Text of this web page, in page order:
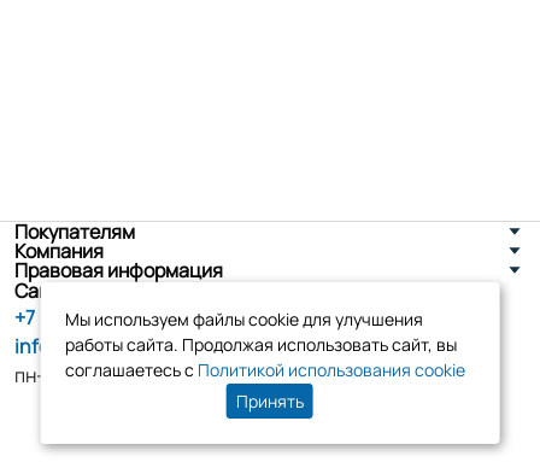
Покупателям
Компания
Правовая информация
Санкт-Петербург, ул. Новоселов д. 8
+7 (800) 555-86-90
info@tk-elko.ru
пн-пт, 10:00 - 18:00
Мы используем файлы cookie для улучшения
работы сайта. Продолжая использовать сайт, вы
соглашаетесь с Политикой использования cookie
Принять